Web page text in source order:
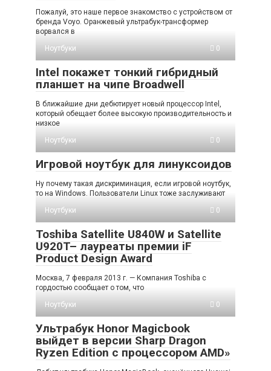
Пожалуй, это наше первое знакомство с устройством от
бренда Voyo. Оранжевый ультрабук-трансформер
ворвался в
Ноутбуки
0
Intel покажет тонкий гибридный
планшет на чипе Broadwell
В ближайшие дни дебютирует новый процессор Intel,
который обещает более высокую производительность и
низкое
Ноутбуки
0
Игровой ноутбук для линуксоидов
Ну почему такая дискриминация, если игровой ноутбук,
то на Windows. Пользователи Linux тоже заслуживают
Ноутбуки
0
Toshiba Satellite U840W и Satellite
U920T– лауреаты премии iF
Product Design Award
Москва, 7 февраля 2013 г. — Компания Toshiba с
гордостью сообщает о том, что
Ноутбуки
0
Ультрабук Honor Magicbook
выйдет в версии Sharp Dragon
Ryzen Edition с процессором AMD»